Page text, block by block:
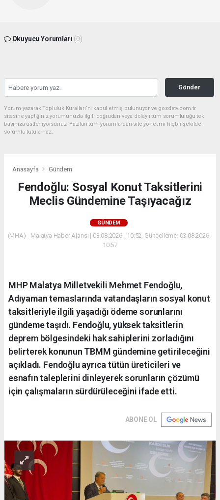
Okuyucu Yorumları (0)
Gönder
Yorum yazarak Topluluk Kuralları’nı kabul etmiş bulunuyor ve gozdetv.com.tr
sitesine yaptığınız yorumunuzla ilgili doğrudan veya dolaylı tüm sorumluluğu tek
başınıza üstleniyorsunuz. Yazılan tüm yorumlardan site yönetimi hiçbir şekilde
sorumlu tutulamaz.
Anasayfa Gündem
Fendoğlu: Sosyal Konut Taksitlerini
Meclis Gündemine Taşıyacağız
GÜNDEM
(MHA) - Malatya Haber Ajansı | 03.08.2026 - 10:52, Güncelleme: 03.08.2026 -
10:57
MHP Malatya Milletvekili Mehmet Fendoğlu,
Adıyaman temaslarında vatandaşların sosyal konut
taksitleriyle ilgili yaşadığı ödeme sorunlarını
gündeme taşıdı. Fendoğlu, yüksek taksitlerin
deprem bölgesindeki hak sahiplerini zorladığını
belirterek konunun TBMM gündemine getirileceğini
açıkladı. Fendoğlu ayrıca tütün üreticileri ve
esnafın taleplerini dinleyerek sorunların çözümü
için çalışmaların sürdürüleceğini ifade etti.
ABONE OL